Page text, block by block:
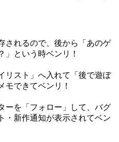
されるので、後から「あのゲ
」という時ベンリ！
リスト」へ入れて「後で遊ぼ
モできてベンリ！
ーを「フォロー」して、バグ
・新作通知が表示されてベン